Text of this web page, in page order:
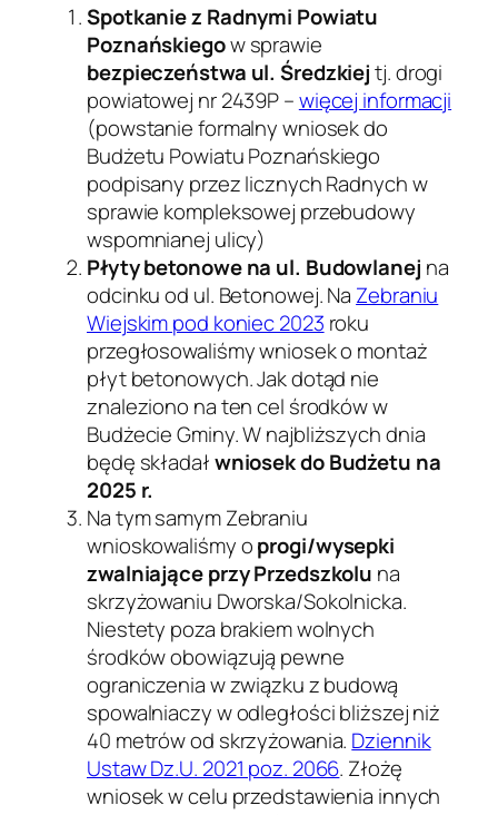
Spotkanie z Radnymi Powiatu
Poznańskiegow sprawie
bezpieczeństwa ul. Średzkiejtj. drogi
powiatowej nr 2439P –więcej informacji
(powstanie formalny wniosek do
Budżetu Powiatu Poznańskiego
podpisany przez licznych Radnych w
sprawie kompleksowej przebudowy
wspomnianej ulicy)
Płyty betonowe na ul. Budowlanej na
odcinku od ul. Betonowej. Na Zebraniu
Wiejskim pod koniec 2023 roku
przegłosowaliśmy wniosek o montaż
płyt betonowych. Jak dotąd nie
znaleziono na ten cel środków w
Budżecie Gminy. W najbliższych dnia
będę składałwniosek do Budżetu na
2025 r.
Na tym samym Zebraniu
wnioskowaliśmy oprogi/wysepki
zwalniające przy Przedszkolu na
skrzyżowaniu Dworska/Sokolnicka.
Niestety poza brakiem wolnych
środków obowiązują pewne
ograniczenia w związku z budową
spowalniaczy w odległości bliższej niż
40 metrów od skrzyżowania. Dziennik
Ustaw Dz.U. 2021 poz. 2066. Złożę
wniosek w celu przedstawienia innych